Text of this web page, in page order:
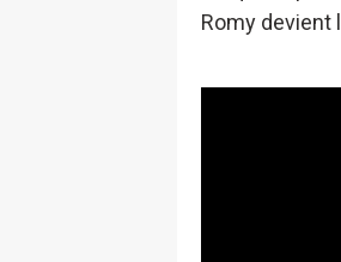
Romy devient